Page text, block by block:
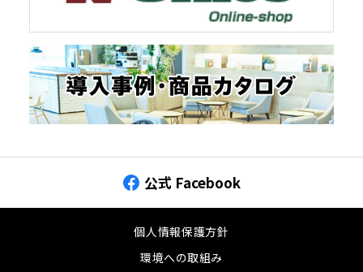
公式 Facebook
個人情報保護方針
環境への取組み